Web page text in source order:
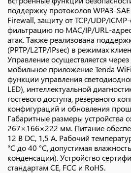
поддержку протоколов WPA3‑SAE
Firewall, защиту от TCP/UDP/
фильтрацию по MAC/IP/URL-
атак. Также реализована
(PPTP/L2TP/IPsec) в режимах
Управление осуществляется
мобильное приложение Tenda
функции управления
LED), интеллектуальной
гостевого доступа, резервного
конфигураций и обновления
Габаритные размеры устройства
267×166×222 мм. Питание
12 В DC, 1,5 А. Рабочий
°C до 40 °C, допустимая
конденсации). Устройство
стандартам CE, FCC и RoHS.